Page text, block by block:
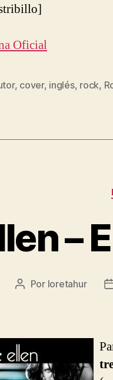
Oficial
, cover, inglés, rock,
–
Autor
Por loretahur